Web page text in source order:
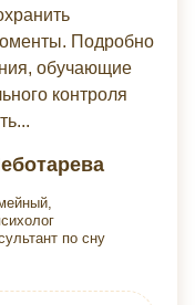
по сну
Подробно
обучающие
контроля